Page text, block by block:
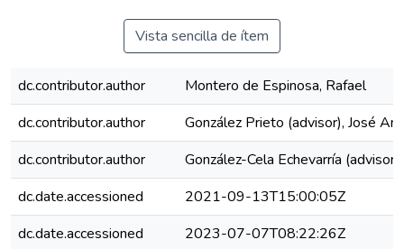
Vista sencilla de ítem
dc.contributor.author
Montero de Espinosa, Rafael
dc.contributor.author
González Prieto (advisor), José
dc.contributor.author
González-Cela Echevarría
dc.date.accessioned
2021-09-13T15:00:05Z
dc.date.accessioned
2023-07-07T08:22:26Z